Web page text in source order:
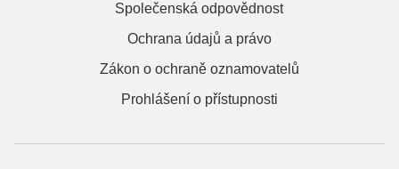
Společenská odpovědnost
Ochrana údajů a právo
Zákon o ochraně oznamovatelů
Prohlášení o přístupnosti